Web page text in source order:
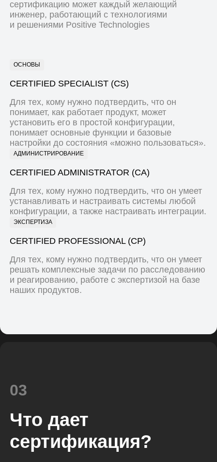
сертификацию может каждый желающий
инженер, работающий с технологиями
и решениями Positive Technologies
ОСНОВЫ
CERTIFIED SPECIALIST (CS)
Для тех, кому нужно подтвердить, что он
понимает, как работает продукт, может
установить его в простой конфигурации,
понимает основные функции и базовые
настройки до состояния «можно пользоваться».
АДМИНИСТРИРОВАНИЕ
CERTIFIED ADMINISTRATOR (CA)
Для тех, кому нужно подтвердить, что он умеет
устанавливать и настраивать системы любой
конфигурации, а также настраивать интеграции.
ЭКСПЕРТИЗА
CERTIFIED PROFESSIONAL (CP)
Для тех, кому нужно подтвердить, что он умеет
решать комплексные задачи по расследованию
и реагированию, работе с экспертизой на базе
наших продуктов.
03
Что дает
сертификация?